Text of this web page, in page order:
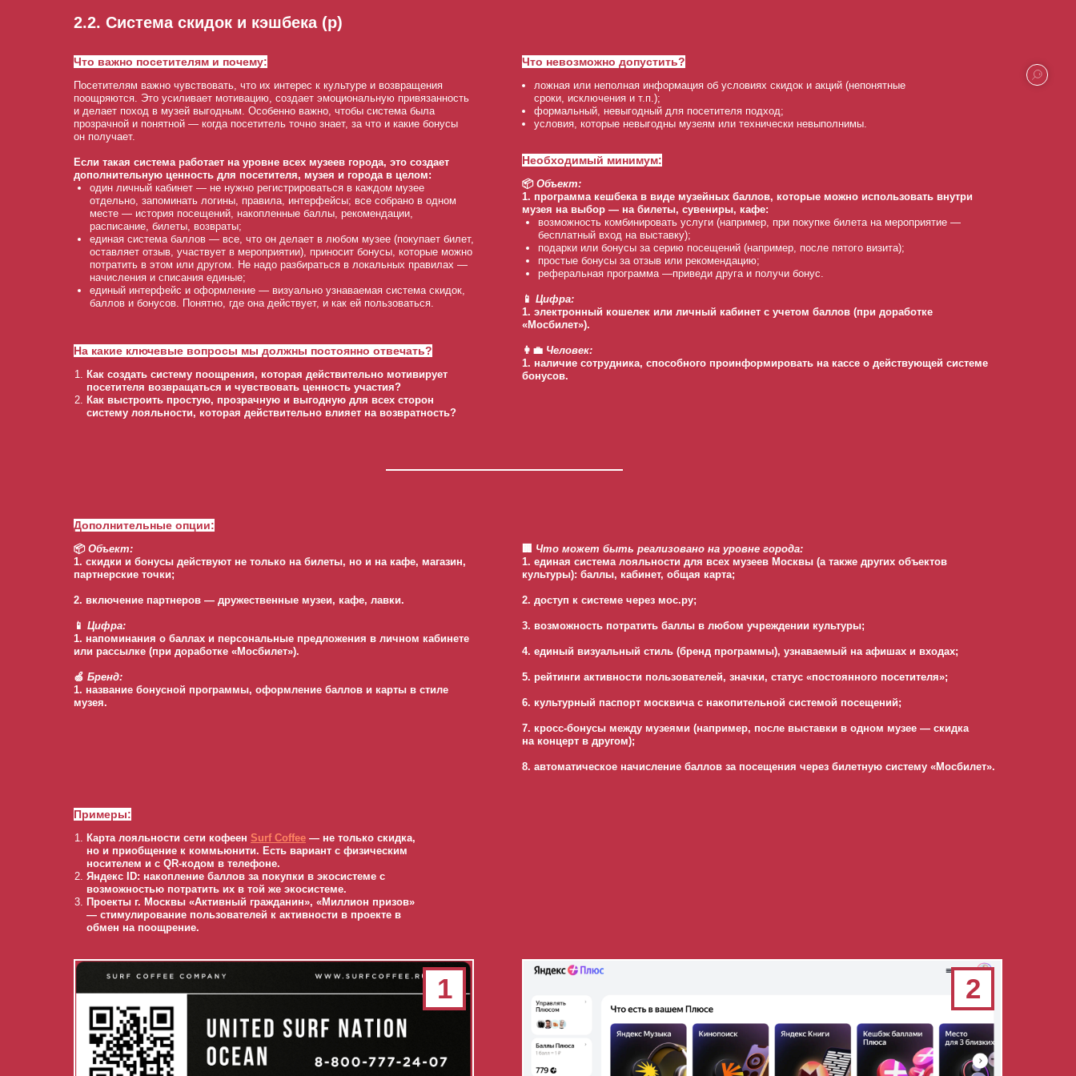
📦 Объект:
1. скидки и бонусы действуют не только на билеты, но и на кафе, магазин,
партнерские точки;
2. включение партнеров — дружественные музеи, кафе, лавки.
📱 Цифра:
1. напоминания о баллах и персональные предложения в личном кабинете
или рассылке (при доработке «Мосбилет»).
🍏 Бренд:
1. название бонусной программы, оформление баллов и карты в стиле
музея.
🏢 Что может быть реализовано на уровне города:
1. единая система лояльности для всех музеев Москвы (а также других объектов
культуры): баллы, кабинет, общая карта;
2. доступ к системе через мос.ру;
3. возможность потратить баллы в любом учреждении культуры;
4. единый визуальный стиль (бренд программы), узнаваемый на афишах и входах;
5. рейтинги активности пользователей, значки, статус «постоянного посетителя»;
6. культурный паспорт москвича с накопительной системой посещений;
7. кросс-бонусы между музеями (например, после выставки в одном музее — скидка
на концерт в другом);
8. автоматическое начисление баллов за посещения через билетную систему «Мосбилет».
Карта лояльности сети кофеен Surf Coffee — не только скидка,
но и приобщение к коммьюнити. Есть вариант с физическим
носителем и с QR-кодом в телефоне.
Яндекс ID: накопление баллов за покупки в экосистеме с
возможностью потратить их в той же экосистеме.
Проекты г. Москвы «Активный гражданин», «Миллион призов»
— стимулирование пользователей к активности в проекте в
обмен на поощрение.
Примеры:
2.2. Система скидок и кэшбека (р)
Посетителям важно чувствовать, что их интерес к культуре и возвращения
поощряются. Это усиливает мотивацию, создает эмоциональную привязанность
и делает поход в музей выгодным. Особенно важно, чтобы система была
прозрачной и понятной — когда посетитель точно знает, за что и какие бонусы
он получает.
Если такая система работает на уровне всех музеев города, это создает
дополнительную ценность для посетителя, музея и города в целом:
один личный кабинет — не нужно регистрироваться в каждом музее
отдельно, запоминать логины, правила, интерфейсы; все собрано в одном
месте — история посещений, накопленные баллы, рекомендации,
расписание, билеты, возвраты;
единая система баллов — все, что он делает в любом музее (покупает билет,
оставляет отзыв, участвует в мероприятии), приносит бонусы, которые можно
потратить в этом или другом. Не надо разбираться в локальных правилах —
начисления и списания единые;
единый интерфейс и оформление — визуально узнаваемая система скидок,
баллов и бонусов. Понятно, где она действует, и как ей пользоваться.
📦 Объект:
1. программа кешбека в виде музейных баллов, которые можно использовать внутри
музея на выбор — на билеты, сувениры, кафе:
возможность комбинировать услуги (например, при покупке билета на мероприятие —
бесплатный вход на выставку);
подарки или бонусы за серию посещений (например, после пятого визита);
простые бонусы за отзыв или рекомендацию;
реферальная программа —приведи друга и получи бонус.
📱 Цифра:
1. электронный кошелек или личный кабинет с учетом баллов (при доработке
«Мосбилет»).
👩‍💼 Человек:
1. наличие сотрудника, способного проинформировать на кассе о действующей системе
бонусов.
ложная или неполная информация об условиях скидок и акций (непонятные
сроки, исключения и т.п.);
формальный, невыгодный для посетителя подход;
условия, которые невыгодны музеям или технически невыполнимы.
Как создать систему поощрения, которая действительно мотивирует
посетителя возвращаться и чувствовать ценность участия?
Как выстроить простую, прозрачную и выгодную для всех сторон
систему лояльности, которая действительно влияет на возвратность?
Что важно посетителям и почему:
Дополнительные опции:
Что невозможно допустить?
Необходимый минимум:
На какие ключевые вопросы мы должны постоянно отвечать?
1 2